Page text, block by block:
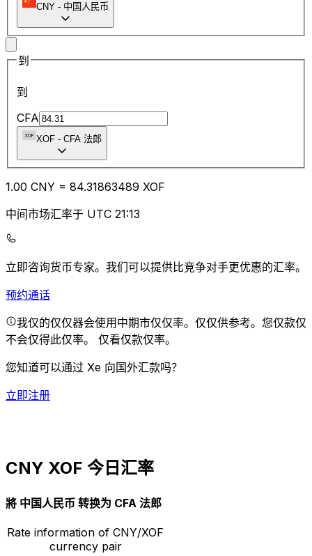
CNY - 中国人民币
到
到
CFA
XOF - CFA 法郎
1.00 CNY = 84.31863489 XOF
中间市场汇率于 UTC 21:13
立即咨询货币专家。 我们可以提供比竞争对手更优惠的汇率。
预约通话
我仅的仅仅器会使用中期市仅仅率。仅仅供参考。您仅款仅
不会仅得此仅率。 仅看仅款仅率。
您知道可以通过 Xe 向国外汇款吗？
立即注册
CNY XOF 今日汇率
將 中国人民币 转换为 CFA 法郎
Rate information of CNY/XOF
currency pair